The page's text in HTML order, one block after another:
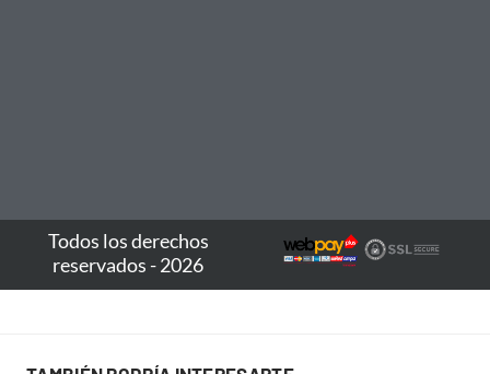
Todos los derechos
reservados - 2026